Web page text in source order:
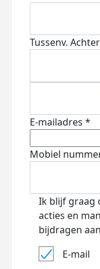
Tussenv.
E-mailadres *
Mobiel
Ik blijf graag
acties en
bijdragen
E-mail